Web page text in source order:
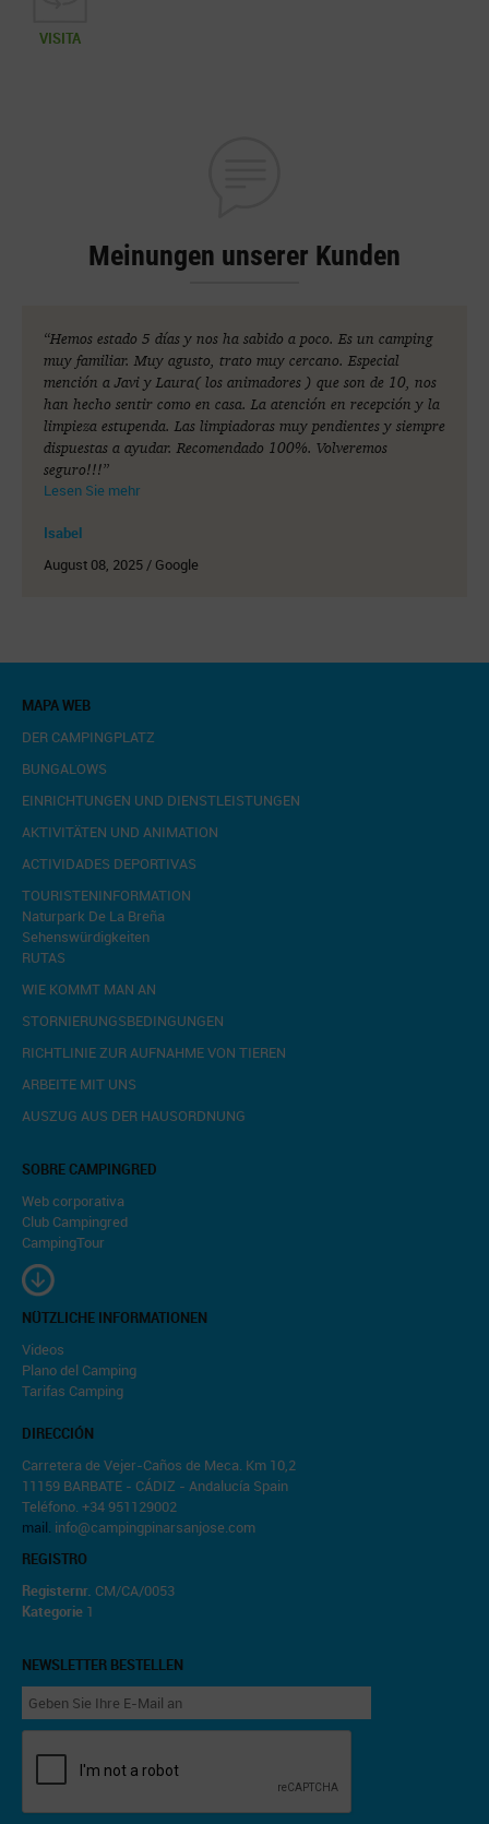
VISITA
Meinungen unserer Kunden
“Hemos estado 5 días y nos ha sabido a poco. Es un camping
muy familiar. Muy agusto, trato muy cercano. Especial
mención a Javi y Laura( los animadores ) que son de 10, nos
han hecho sentir como en casa. La atención en recepción y la
limpieza estupenda. Las limpiadoras muy pendientes y siempre
dispuestas a ayudar. Recomendado 100%. Volveremos
seguro!!!”
Lesen Sie mehr
Isabel
August 08, 2025 / Google
MAPA WEB
DER CAMPINGPLATZ
BUNGALOWS
EINRICHTUNGEN UND DIENSTLEISTUNGEN
AKTIVITÄTEN UND ANIMATION
ACTIVIDADES DEPORTIVAS
TOURISTENINFORMATION
Naturpark De La Breña
Sehenswürdigkeiten
RUTAS
WIE KOMMT MAN AN
STORNIERUNGSBEDINGUNGEN
RICHTLINIE ZUR AUFNAHME VON TIEREN
ARBEITE MIT UNS
AUSZUG AUS DER HAUSORDNUNG
SOBRE CAMPINGRED
Web corporativa
Club Campingred
CampingTour
NÜTZLICHE INFORMATIONEN
Videos
Plano del Camping
Tarifas Camping
DIRECCIÓN
Carretera de Vejer-Caños de Meca. Km 10,2
11159 BARBATE - CÁDIZ - Andalucía Spain
Teléfono. +34 951129002
mail. info@campingpinarsanjose.com
REGISTRO
Registernr. CM/CA/0053
Kategorie 1
NEWSLETTER BESTELLEN